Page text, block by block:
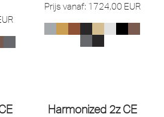
Prijs vanaf: 1724,00 EUR
Harmonized 2z CE